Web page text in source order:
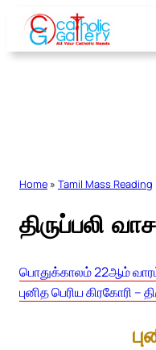
Skip
content
Home » Tamil Mass Reading
திருப்பலி
பொதுக்காலம் 22ஆம்
புனித பெரிய கிரகோரி